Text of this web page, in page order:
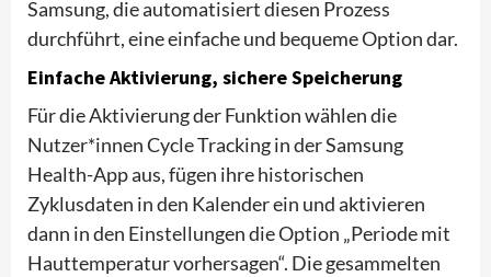
Samsung, die automatisiert diesen Prozess
durchführt, eine einfache und bequeme Option dar.
Einfache Aktivierung, sichere Speicherung
Für die Aktivierung der Funktion wählen die
Nutzer*innen Cycle Tracking in der Samsung
Health-App aus, fügen ihre historischen
Zyklusdaten in den Kalender ein und aktivieren
dann in den Einstellungen die Option „Periode mit
Hauttemperatur vorhersagen“. Die gesammelten